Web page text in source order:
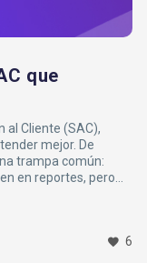
que
al Cliente (SAC),
mejor. De
trampa común:
en reportes, pero
6